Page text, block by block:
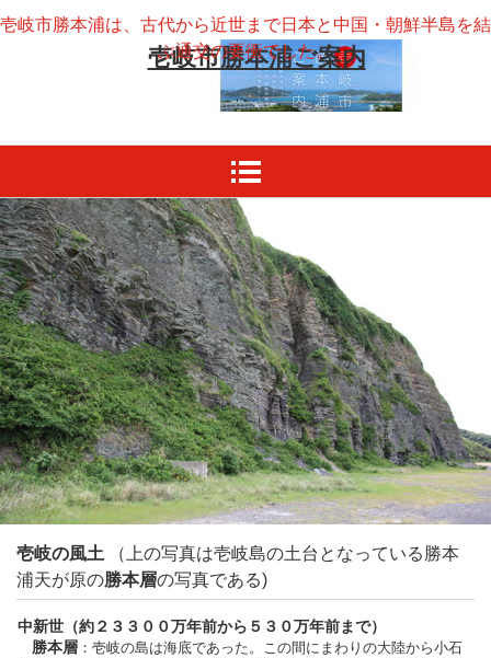
壱岐市勝本浦ご案内
壱岐市勝本浦は、古代から近世まで日本と中国・朝鮮半島を結
ぶ通交の要衝でした。
壱岐の風土 （上の写真は壱岐島の土台となっている勝本
浦天が原の勝本層の写真である)
中新世（約２３３００万年前から５３０万年前まで）
勝本層 ：壱岐の島は海底であった。この間にまわりの大陸から小石